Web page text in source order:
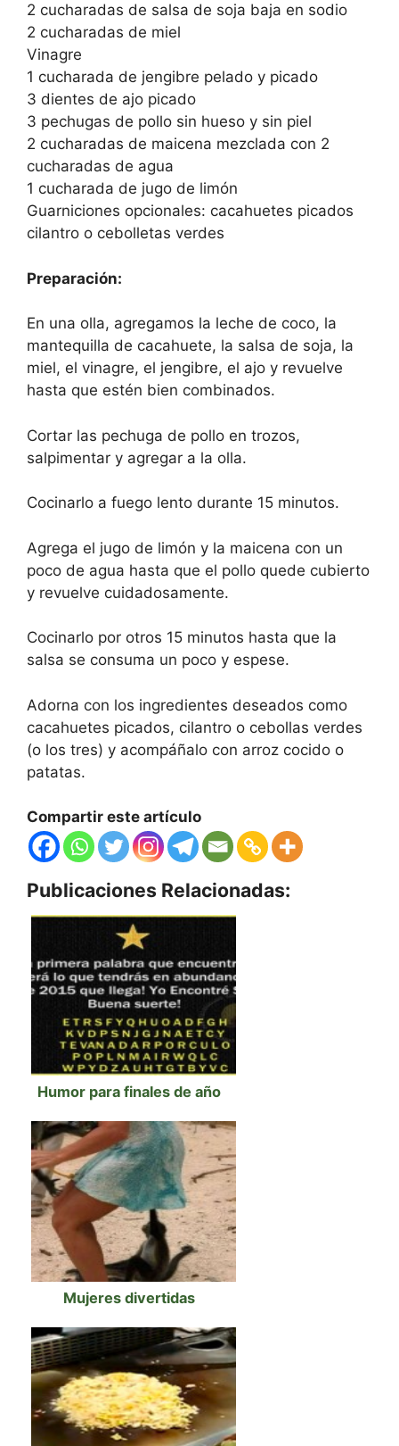
2 cucharadas de salsa de soja baja en sodio
2 cucharadas de miel
Vinagre
1 cucharada de jengibre pelado y picado
3 dientes de ajo picado
3 pechugas de pollo sin hueso y sin piel
2 cucharadas de maicena mezclada con 2
cucharadas de agua
1 cucharada de jugo de limón
Guarniciones opcionales: cacahuetes picados
cilantro o cebolletas verdes
Preparación:
En una olla, agregamos la leche de coco, la
mantequilla de cacahuete, la salsa de soja, la
miel, el vinagre, el jengibre, el ajo y revuelve
hasta que estén bien combinados.
Cortar las pechuga de pollo en trozos,
salpimentar y agregar a la olla.
Cocinarlo a fuego lento durante 15 minutos.
Agrega el jugo de limón y la maicena con un
poco de agua hasta que el pollo quede cubierto
y revuelve cuidadosamente.
Cocinarlo por otros 15 minutos hasta que la
salsa se consuma un poco y espese.
Adorna con los ingredientes deseados como
cacahuetes picados, cilantro o cebollas verdes
(o los tres) y acompáñalo con arroz cocido o
patatas.
Compartir este artículo
Publicaciones Relacionadas:
Humor para finales de año
Mujeres divertidas